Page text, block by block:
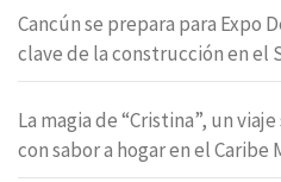
Cancún se prepara para Expo
clave de la construcción en el
La magia de “Cristina”, un
con sabor a hogar en el Caribe